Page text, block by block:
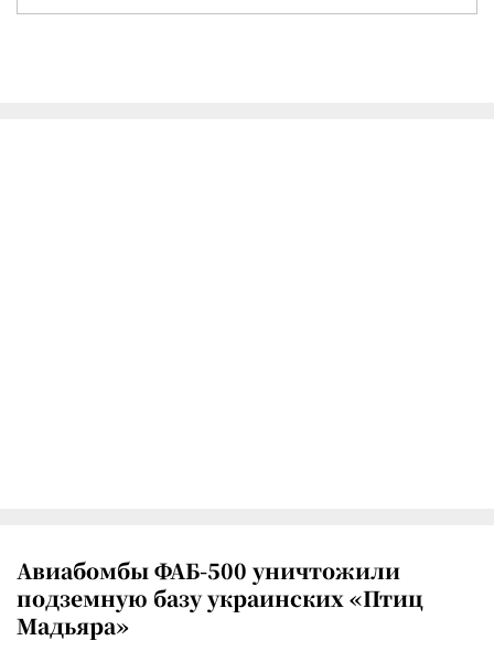
Авиабомбы ФАБ-500 уничтожили
подземную базу украинских «Птиц
Мадьяра»